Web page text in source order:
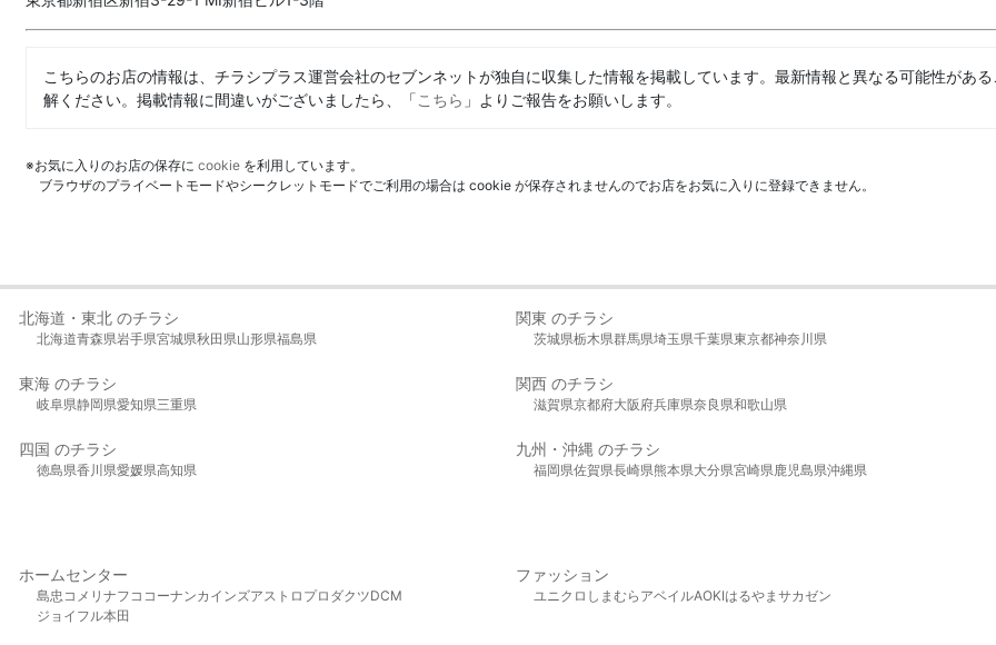
こちらのお店の情報は、チラシプラス運営会社のセブンネットが独自に収集した情報を掲載しています。最新情報と異なる可能性があ
解ください。掲載情報に間違いがございましたら、「こちら 」よりご報告をお願いします。
※お気に入りのお店の保存に cookie を利用しています。
ブラウザのプライベートモードやシークレットモードでご利用の場合は cookie が保存されませんのでお店をお気に入りに登録できません。
北海道・東北 のチラシ
北海道青森県岩手県宮城県秋田県山形県福島県
関東 のチラシ
茨城県栃木県群馬県埼玉県千葉県東京都神奈川県
東海 のチラシ
岐阜県静岡県愛知県三重県
関西 のチラシ
滋賀県京都府大阪府兵庫県奈良県和歌山県
四国 のチラシ
徳島県香川県愛媛県高知県
九州・沖縄 のチラシ
福岡県佐賀県長崎県熊本県大分県宮崎県鹿児島県沖縄県
ホームセンター
島忠 コメリ ナフコ コーナンカインズアストロプロダクツDCM
ジョイフル本田
ファッション
ユニクロ しまむら アベイルAOKIはるやま サカゼン